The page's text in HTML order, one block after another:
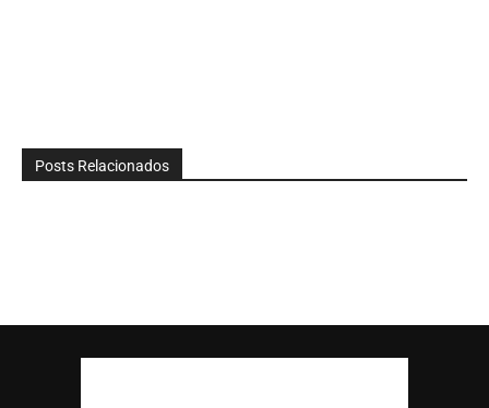
Posts Relacionados